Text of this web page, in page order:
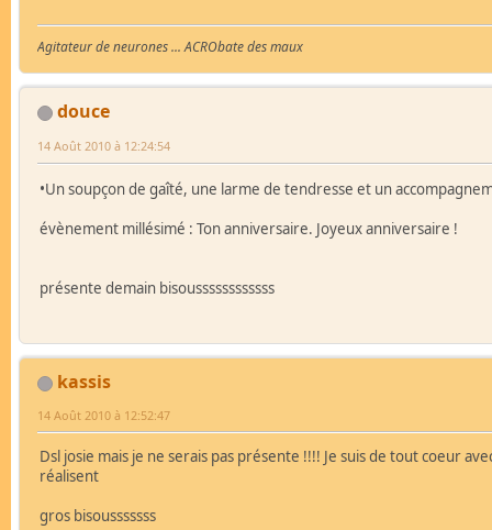
Agitateur de neurones ... ACRObate des maux
douce
14 Août 2010 à 12:24:54
•Un soupçon de gaîté, une larme de tendresse et un
évènement millésimé : Ton anniversaire. Joyeux anniversaire !
présente demain bisoussssssssssss
kassis
14 Août 2010 à 12:52:47
Dsl josie mais je ne serais pas présente !!!! Je suis de tout coeur
réalisent
gros bisousssssss